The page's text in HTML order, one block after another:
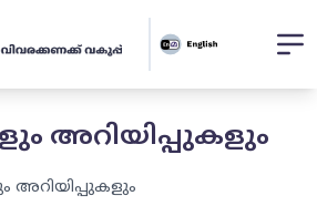
അറിയിപ്പുകളും
അറിയിപ്പുകളും